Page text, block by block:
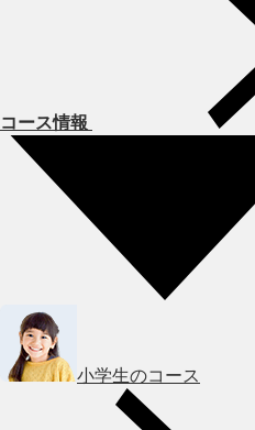
コース情報
小学生のコース